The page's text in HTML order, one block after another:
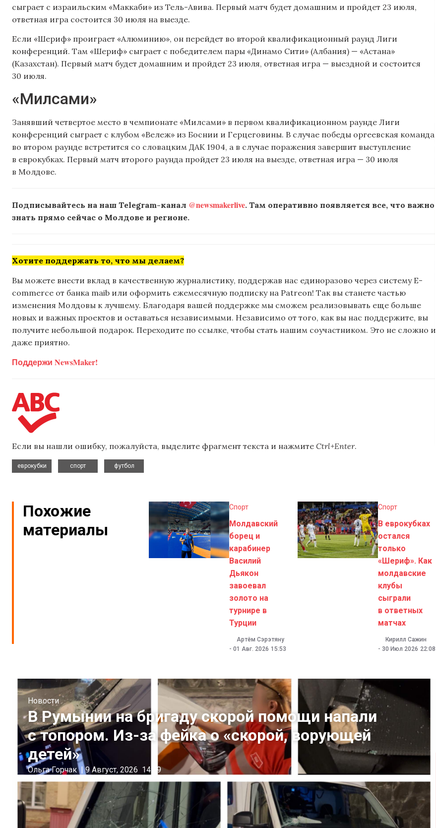
сыграет с израильским «Маккаби» из Тель-Авива. Первый матч будет домашним и пройдет 23 июля,
ответная игра состоится 30 июля на выезде.
Если «Шериф» проиграет «Алюминию», он перейдет во второй квалификационный раунд Лиги
конференций. Там «Шериф» сыграет с победителем пары «Динамо Сити» (Албания) — «Астана»
(Казахстан). Первый матч будет домашним и пройдет 23 июля, ответная игра — выездной и состоится
30 июля.
«Милсами»
Занявший четвертое место в чемпионате «Милсами» в первом квалификационном раунде Лиги
конференций сыграет с клубом «Вележ» из Боснии и Герцеговины. В случае победы оргеевская команда
во втором раунде встретится со словацким ДАК 1904, а в случае поражения завершит выступление
в еврокубках. Первый матч второго раунда пройдет 23 июля на выезде, ответная игра — 30 июля
в Молдове.
Подписывайтесь на наш Telegram-канал @newsmakerlive. Там оперативно появляется все, что важно
знать прямо сейчас о Молдове и регионе.
Хотите поддержать то, что мы делаем?
Вы можете внести вклад в качественную журналистику, поддержав нас единоразово через систему E-
commerce от банка maib или оформить ежемесячную подписку на Patreon! Так вы станете частью
изменения Молдовы к лучшему. Благодаря вашей поддержке мы сможем реализовывать еще больше
новых и важных проектов и оставаться независимыми. Независимо от того, как вы нас поддержите, вы
получите небольшой подарок. Переходите по ссылке, чтобы стать нашим соучастником. Это не сложно и
даже приятно.
Поддержи NewsMaker!
Если вы нашли ошибку, пожалуйста, выделите фрагмент текста и нажмите Ctrl+Enter.
еврокубки
спорт
футбол
Похожие
материалы
Спорт
Молдавский
борец и
карабинер
Василий
Дьякон
завоевал
золото на
турнире в
Турции
Артём Сэрэтяну
- 01 Авг. 2026 15:53
Спорт
В еврокубках
остался
только
«Шериф». Как
молдавские
клубы
сыграли
в ответных
матчах
Кирилл Сажин
- 30 Июл 2026 22:08
Новости
В Румынии на бригаду скорой помощи напали
с топором. Из-за фейка о «скорой, ворующей
детей»
Ольга Горчак 9 Август, 2026 14:39